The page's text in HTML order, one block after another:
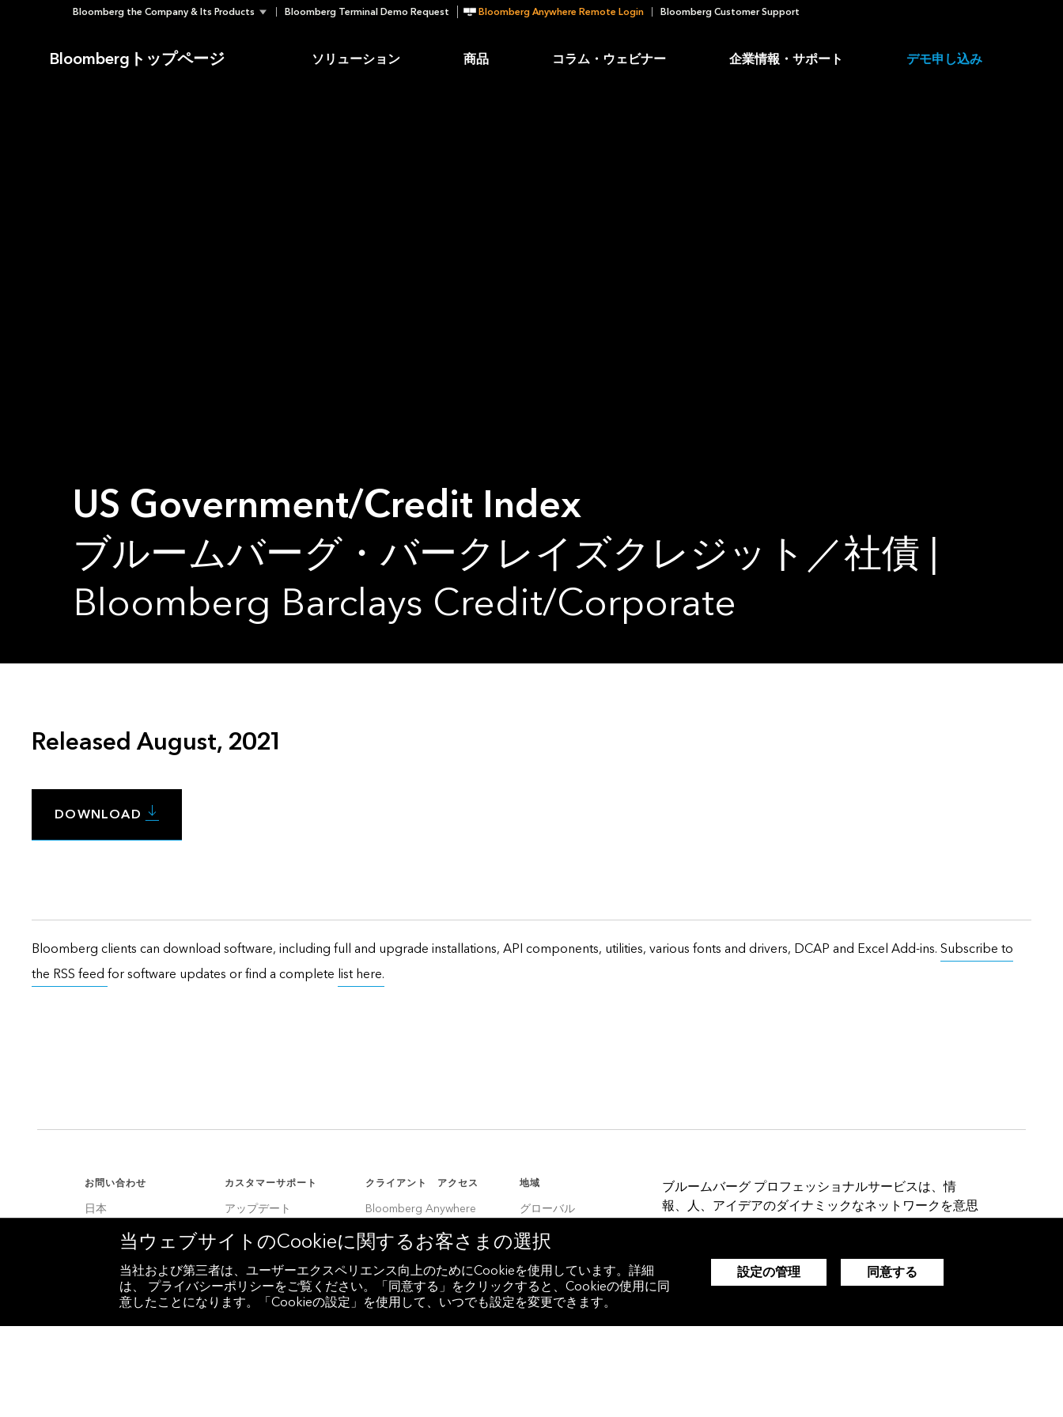
Bloomberg the Company & Its Products Bloomberg Terminal Demo Request Bloomberg Anywhere Remote Login Bloomberg Customer Support
Bloombergトップページ ソリューション 商品 コラム・ウェビナー 企業情報・サポート デモ申し込み
US Government/Credit Index
ブルームバーグ・バークレイズクレジット／社債 |
Bloomberg Barclays Credit/Corporate
Released August, 2021
DOWNLOAD
Bloomberg clients can download software, including full and upgrade installations, API components, utilities, various fonts and drivers, DCAP and Excel Add-ins. Subscribe to
the RSS feed for software updates or find a complete list here.
お問い合わせ
日本
+1 212 318 2000
ヨーロッパ
+44 20 7330 7500
カスタマーサポート
アップデート
カスタマーサポート
サービスセンター
クライアント アクセス
Bloomberg Anywhere
Bloomberg Vault
Entity Exchange
地域
グローバル
韓国
中国
インド
ブルームバーグ プロフェッショナルサービスは、情
報、人、アイデアのダイナミックなネットワークを意思
決定者に提供します。
デモをリクエストする
当ウェブサイトのCookieに関するお客さまの選択
当社および第三者は、ユーザーエクスペリエンス向上のためにCookieを使用しています。詳細
は、 プライバシーポリシーをご覧ください。「同意する」をクリックすると、Cookieの使用に同
意したことになります。「Cookieの設定」を使用して、いつでも設定を変更できます。
設定の管理 同意する